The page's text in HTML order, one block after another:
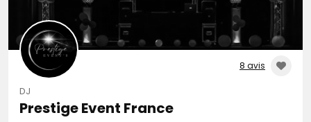
8 avis
DJ
Prestige Event France